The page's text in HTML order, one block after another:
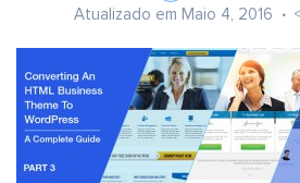
Atualizado em Maio 4, 2016